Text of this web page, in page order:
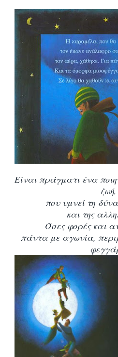
Είναι πράγματι ένα
ζωή,
που υμνεί τη
και της
Όσες φορές και
πάντα με αγωνία,